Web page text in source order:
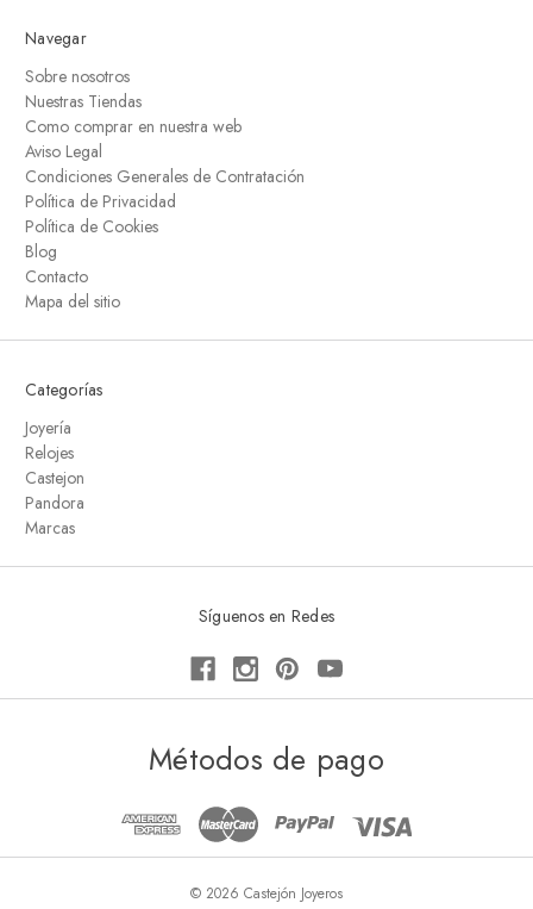
Navegar
Sobre nosotros
Nuestras Tiendas
Como comprar en nuestra web
Aviso Legal
Condiciones Generales de Contratación
Política de Privacidad
Política de Cookies
Blog
Contacto
Mapa del sitio
Categorías
Joyería
Relojes
Castejon
Pandora
Marcas
Síguenos en Redes
Métodos de pago
© 2026 Castejón Joyeros